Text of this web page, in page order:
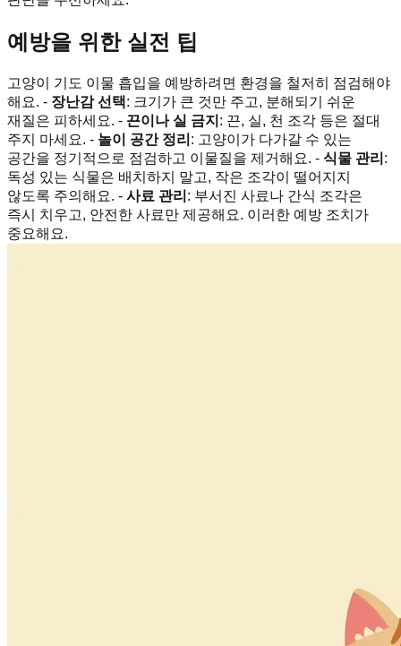
예방을 위한 실전 팁
고양이 기도 이물 흡입을 예방하려면 환경을 철저히 점검해야
해요. - 장난감 선택: 크기가 큰 것만 주고, 분해되기 쉬운
재질은 피하세요. - 끈이나 실 금지 : 끈, 실, 천 조각 등은 절대
주지 마세요. - 놀이 공간 정리 : 고양이가 다가갈 수 있는
공간을 정기적으로 점검하고 이물질을 제거해요. - 식물 관리 :
독성 있는 식물은 배치하지 말고, 작은 조각이 떨어지지
않도록 주의해요. - 사료 관리 : 부서진 사료나 간식 조각은
즉시 치우고, 안전한 사료만 제공해요. 이러한 예방 조치가
중요해요.